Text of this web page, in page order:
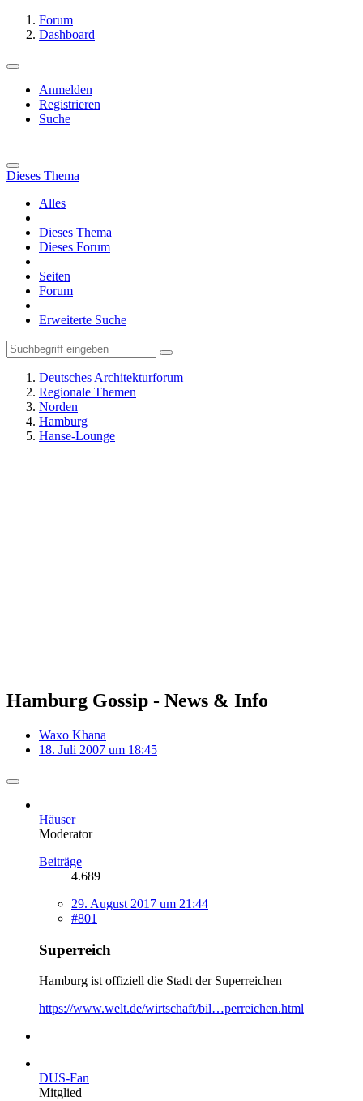
Forum
Dashboard
Anmelden
Registrieren
Suche
Dieses Thema
Alles
Dieses Thema
Dieses Forum
Seiten
Forum
Erweiterte Suche
Deutsches Architekturforum
Regionale Themen
Norden
Hamburg
Hanse-Lounge
Hamburg Gossip - News & Info
Waxo Khana
18. Juli 2007 um 18:45
Häuser
Moderator
Beiträge
4.689
29. August 2017 um 21:44
#801
Superreich
Hamburg ist offiziell die Stadt der Superreichen
https://www.welt.de/wirtschaft/bil…perreichen.html
DUS-Fan
Mitglied